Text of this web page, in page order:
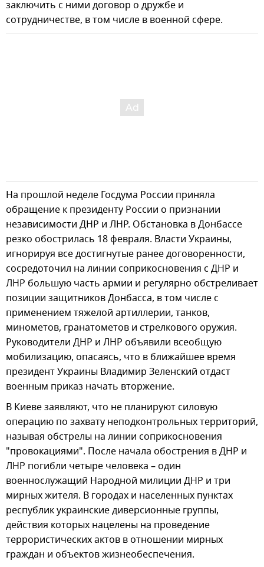
заключить с ними договор о дружбе и
сотрудничестве, в том числе в военной сфере.
На прошлой неделе Госдума России приняла
обращение к президенту России о признании
независимости ДНР и ЛНР. Обстановка в Донбассе
резко обострилась 18 февраля. Власти Украины,
игнорируя все достигнутые ранее договоренности,
сосредоточил на линии соприкосновения с ДНР и
ЛНР большую часть армии и регулярно обстреливает
позиции защитников Донбасса, в том числе с
применением тяжелой артиллерии, танков,
минометов, гранатометов и стрелкового оружия.
Руководители ДНР и ЛНР объявили всеобщую
мобилизацию, опасаясь, что в ближайшее время
президент Украины Владимир Зеленский отдаст
военным приказ начать вторжение.
В Киеве заявляют, что не планируют силовую
операцию по захвату неподконтрольных территорий,
называя обстрелы на линии соприкосновения
"провокациями". После начала обострения в ДНР и
ЛНР погибли четыре человека – один
военнослужащий Народной милиции ДНР и три
мирных жителя. В городах и населенных пунктах
республик украинские диверсионные группы,
действия которых нацелены на проведение
террористических актов в отношении мирных
граждан и объектов жизнеобеспечения.